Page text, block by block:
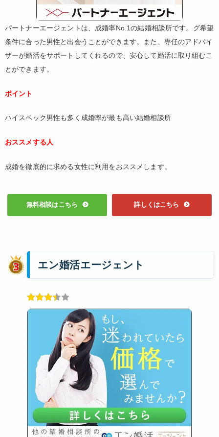
パートナーエージェントは、成婚率No.1の結婚相談所です。グ希望
条件に合った男性と出会うことができます。また、専任のアドバイ
ザーが婚活をサポートしてくれるので、安心して婚活に取り組むこ
とができます。
ポイント
ハイスペック男性も多く成婚率が最も高い結婚相談所
おススメする人
成婚を徹底的に求める女性に利用をおススメします。
無料相談はこちら 詳しくはこちら
エン婚活エージェント